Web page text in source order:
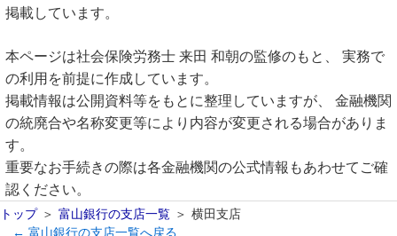
掲載しています。
本ページは社会保険労務士 来田 和朝の監修のもと、 実務で
の利用を前提に作成しています。
掲載情報は公開資料等をもとに整理していますが、 金融機関
の統廃合や名称変更等により内容が変更される場合がありま
す。
重要なお手続きの際は各金融機関の公式情報もあわせてご確
認ください。
トップ 富山銀行の支店一覧
横田支店
← 富山銀行の支店一覧へ戻る